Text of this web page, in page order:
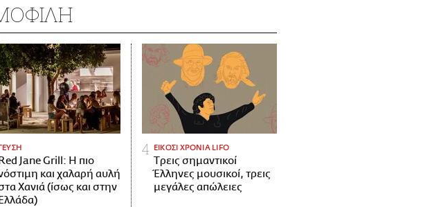
Red Jane Grill: Η πιο
και χαλαρή αυλή
Χανιά (ίσως και στην
Ελλάδα)
ΕΙΚΟΣΙ ΧΡΟΝΙΑ LIFO
Tρεις σημαντικοί
Έλληνες μουσικοί, τρεις
μεγάλες απώλειες